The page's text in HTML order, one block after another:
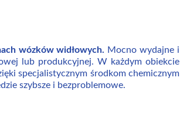
wózków widłowych. Mocno wydajne i
lub produkcyjnej. W każdym obiekcie
specjalistycznym środkom chemicznym
szybsze i bezproblemowe.